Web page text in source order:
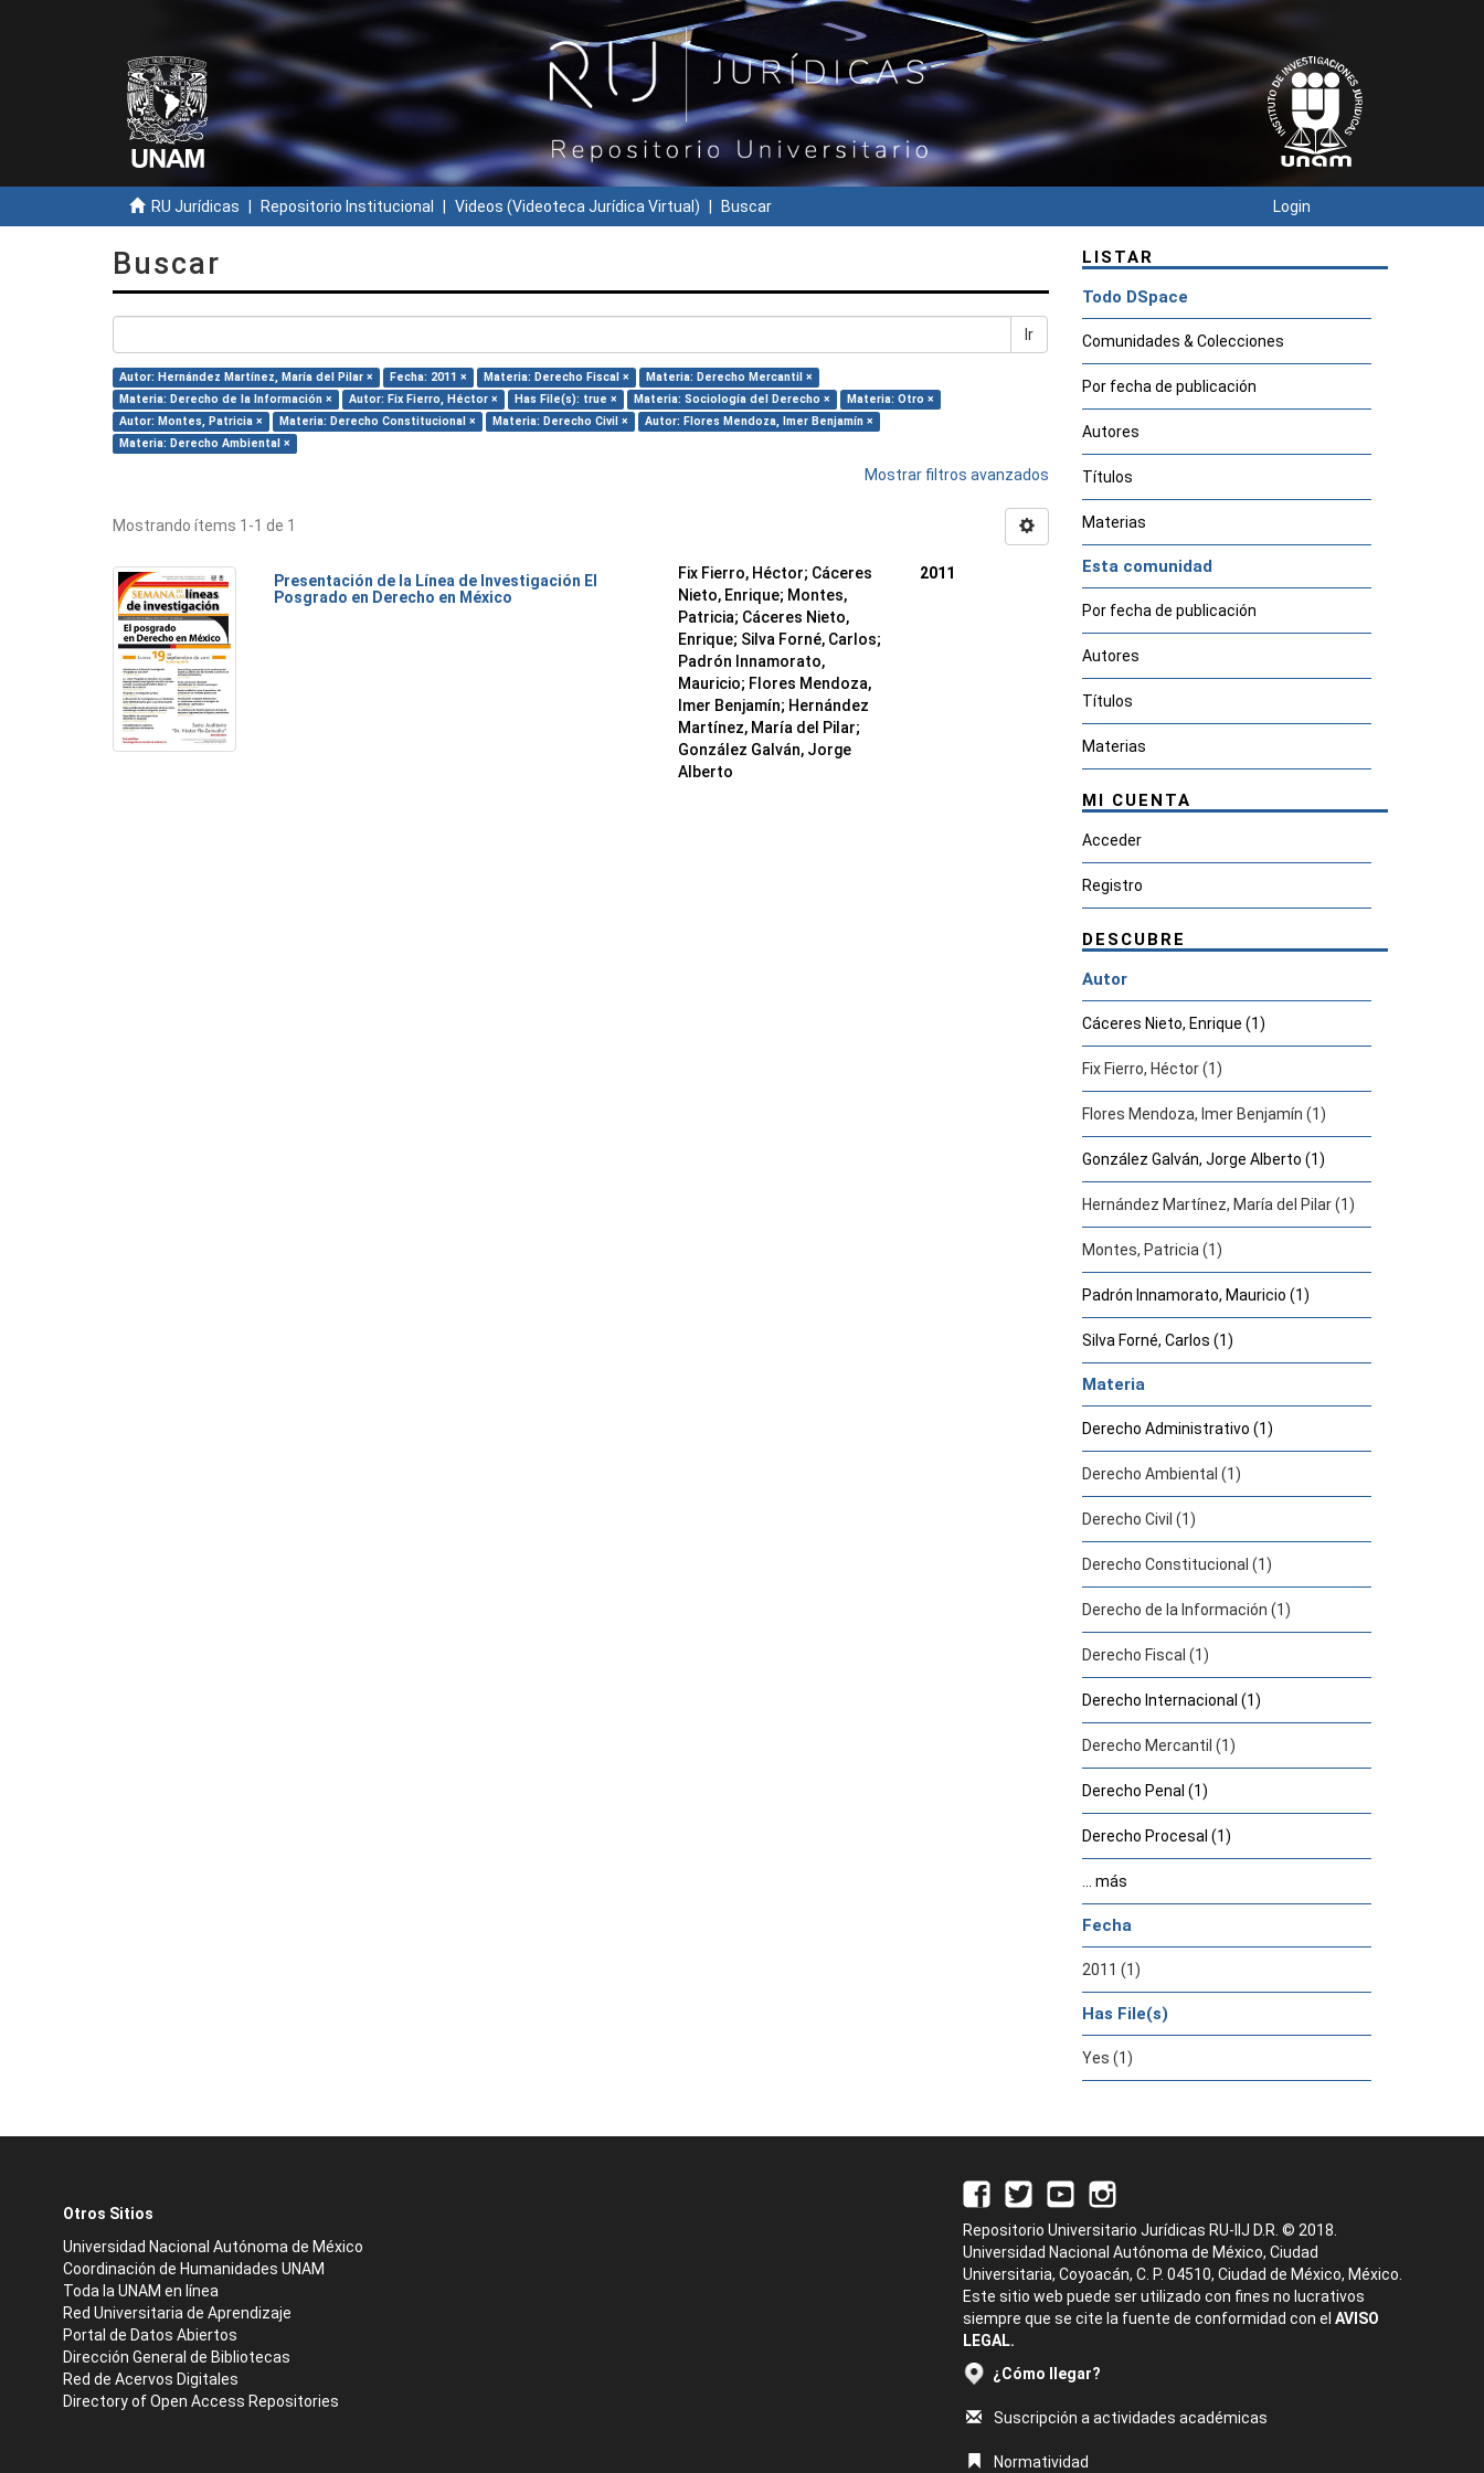
RU Jurídicas Repositorio Institucional Videos (Videoteca Jurídica Virtual) Buscar Login
Buscar
Ir
Autor: Hernández Martínez, María del Pilar × Fecha: 2011 × Materia: Derecho Fiscal ×
Materia: Derecho Mercantil ×
Materia: Derecho de la Información ×
Autor: Fix Fierro, Héctor × Has File(s): true × Materia: Sociología del Derecho ×
Materia: Otro ×
Autor: Montes, Patricia ×
Materia: Derecho Constitucional × Materia: Derecho Civil ×
Autor: Flores Mendoza, Imer Benjamín ×
Materia: Derecho Ambiental ×
Mostrar filtros avanzados
Mostrando ítems 1-1 de 1
Presentación de la Línea de Investigación El
Posgrado en Derecho en México
Fix Fierro, Héctor; Cáceres
Nieto, Enrique; Montes,
Patricia; Cáceres Nieto,
Enrique; Silva Forné, Carlos;
Padrón Innamorato,
Mauricio; Flores Mendoza,
Imer Benjamín; Hernández
Martínez, María del Pilar;
González Galván, Jorge
Alberto
2011
LISTAR
Todo DSpace
Comunidades & Colecciones
Por fecha de publicación
Autores
Títulos
Materias
Esta comunidad
Por fecha de publicación
Autores
Títulos
Materias
MI CUENTA
Acceder
Registro
DESCUBRE
Autor
Cáceres Nieto, Enrique (1)
Fix Fierro, Héctor (1)
Flores Mendoza, Imer Benjamín (1)
González Galván, Jorge Alberto (1)
Hernández Martínez, María del Pilar (1)
Montes, Patricia (1)
Padrón Innamorato, Mauricio (1)
Silva Forné, Carlos (1)
Materia
Derecho Administrativo (1)
Derecho Ambiental (1)
Derecho Civil (1)
Derecho Constitucional (1)
Derecho de la Información (1)
Derecho Fiscal (1)
Derecho Internacional (1)
Derecho Mercantil (1)
Derecho Penal (1)
Derecho Procesal (1)
... más
Fecha
2011 (1)
Has File(s)
Yes (1)
Otros Sitios
Universidad Nacional Autónoma de México
Coordinación de Humanidades UNAM
Toda la UNAM en línea
Red Universitaria de Aprendizaje
Portal de Datos Abiertos
Dirección General de Bibliotecas
Red de Acervos Digitales
Directory of Open Access Repositories
Repositorio Universitario Jurídicas RU-IIJ D.R. © 2018.
Universidad Nacional Autónoma de México, Ciudad
Universitaria, Coyoacán, C. P. 04510, Ciudad de México, México.
Este sitio web puede ser utilizado con fines no lucrativos
siempre que se cite la fuente de conformidad con el AVISO
LEGAL.
¿Cómo llegar?
Suscripción a actividades académicas
Normatividad